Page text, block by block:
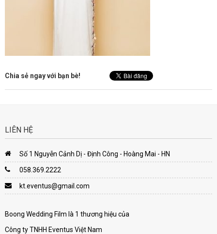
Chia sẻ ngay với bạn bè!
LIÊN HỆ
Số 1 Nguyễn Cảnh Dị - Định Công - Hoàng Mai - HN
058.369.2222
kt.eventus@gmail.com
Boong Wedding Film là 1 thương hiệu của
Công ty TNHH Eventus Việt Nam